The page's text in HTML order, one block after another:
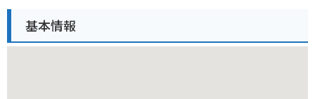
淵」は、白い岩肌と青い淵のコントラストが美しく、写真撮影
におすすめです。
基本情報